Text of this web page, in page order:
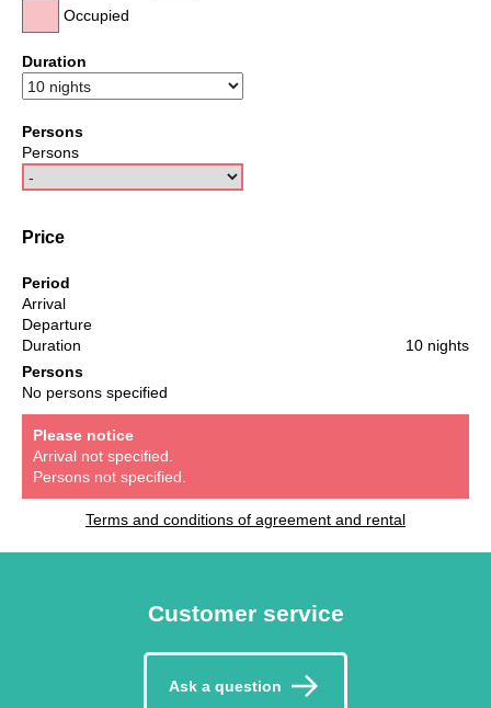
Occupied
Duration
Persons
Persons
Price
Period
Arrival
Departure
Duration
10 nights
Persons
No persons specified
Please notice
Arrival not specified.
Persons not specified.
Terms and conditions of agreement and rental
Customer service
Ask a question